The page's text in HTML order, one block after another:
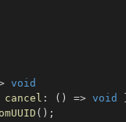
void
cancel : ( ) => void
( ) ;